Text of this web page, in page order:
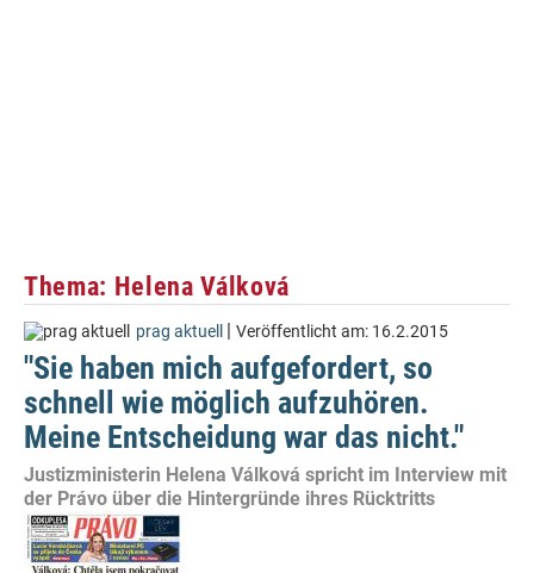
Thema: Helena Válková
prag aktuell | Veröffentlicht am: 16.2.2015
"Sie haben mich aufgefordert, so
schnell wie möglich aufzuhören.
Meine Entscheidung war das nicht."
Justizministerin Helena Válková spricht im Interview mit
der Právo über die Hintergründe ihres Rücktritts